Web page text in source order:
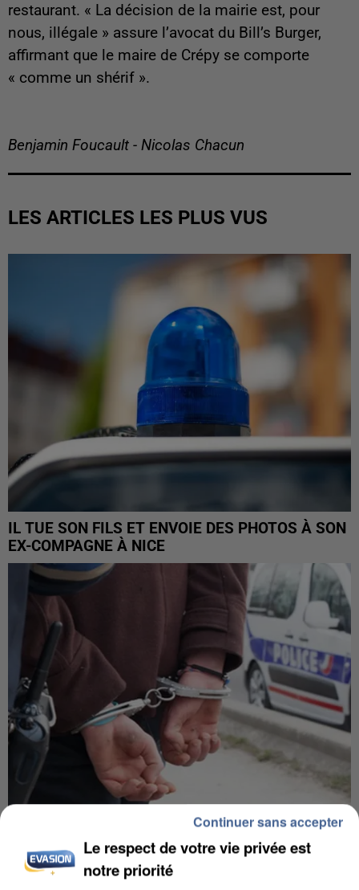
restaurant. « La décision de la mairie est, pour
nous, illégale » assure l’avocat du Bill’s Burger,
affirmant que le maire de Crépy se comporte
« comme un shérif ».
Benjamin Foucault - Nicolas Chacun
LES ARTICLES LES PLUS VUS
IL TUE SON FILS ET ENVOIE DES PHOTOS À SON
EX-COMPAGNE À NICE
L’UN DES FONDATEURS SUPPOSÉS DE LA DZ
MAFIA INTERPELLÉ EN ALGÉRIE
Le respect de votre vie privée est
notre priorité
Continuer sans accepter